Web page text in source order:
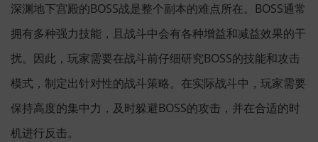
深渊地下宫殿的BOSS战是整个副本的难点所在。BOSS通常
拥有多种强力技能，且战斗中会有各种增益和减益效果的干
扰。因此，玩家需要在战斗前仔细研究BOSS的技能和攻击
模式，制定出针对性的战斗策略。在实际战斗中，玩家需要
保持高度的集中力，及时躲避BOSS的攻击，并在合适的时
机进行反击。